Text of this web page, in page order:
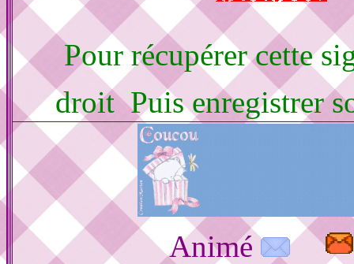
Pour récupérer cette
droit Puis enregistrer
Animé